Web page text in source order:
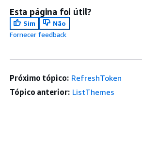
Esta página foi útil?
Sim
Não
Fornecer feedback
Próximo tópico: RefreshToken
Tópico anterior: ListThemes